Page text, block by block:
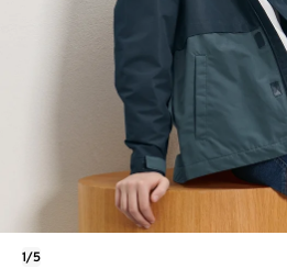
1/5